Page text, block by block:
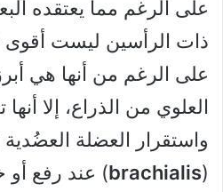
على الرغم مما يعتقده
ذات الرأسين ليست
على الرغم من أنها هي
العلوي من الذراع، إلا
واستقرار العضلة العضُدية
(
brachialis) عند رفع